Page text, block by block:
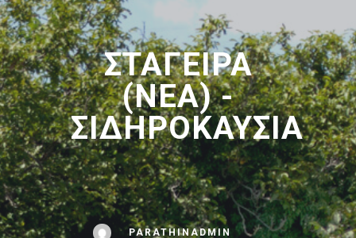
ΣΤΑΓΕΙΡΑ
(ΝΕΑ) -
ΣΙΔΗΡΟΚΑΥΣΙΑ
PARATHINADMIN